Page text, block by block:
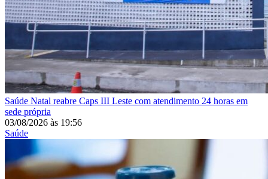
Saúde Natal reabre Caps III Leste com atendimento 24 horas em
sede própria
03/08/2026 às 19:56
Saúde